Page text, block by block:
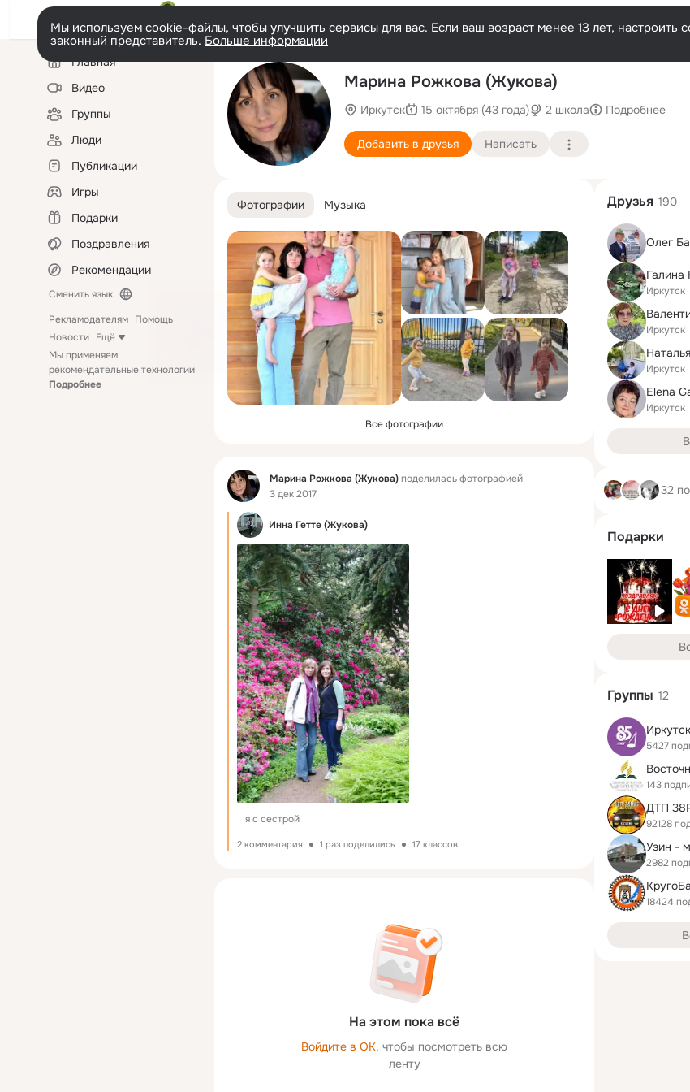
Мы используем cookie-файлы, чтобы улучшить сервисы для вас. Если ваш возраст менее 13 лет,
законный представитель. Больше информации
Левая
колонкаГлавная
Видео
Группы
Люди
Публикации
Игры
Подарки
Поздравления
Рекомендации
Сменить язык
Рекламодателям Помощь
Новости Ещё
Мы применяем
рекомендательные технологии
Подробнее
Марина Рожкова (Жукова)
Иркутск 15 октября (43 года) 2 школа Подробнее
Добавить в друзья Написать
Фотографии Музыка
Все фотографии
Фид Марина Рожкова (Жукова)поделилась фотографией
3 дек 2017
Инна Гетте (Жукова)
я с сестрой
2 комментария 1 раз поделились 17 классов
На этом пока всё
Войдите в ОК, чтобы посмотреть всю
ленту
Друзья 190
Олег
Галина
Иркутск
Иркутск
Иркутск
Elena
Иркутск
32
Подарки
Группы 12
5427
143
ДТП
92128
Узин -
2982
18424